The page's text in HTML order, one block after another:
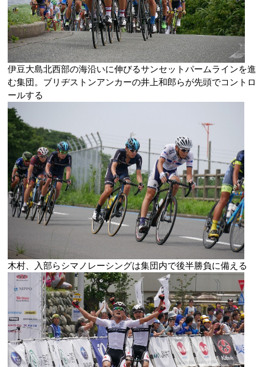
伊豆大島北西部の海沿いに伸びるサンセットパームラインを進
む集団。ブリヂストンアンカーの井上和郎らが先頭でコントロ
ールする
木村、入部らシマノレーシングは集団内で後半勝負に備える